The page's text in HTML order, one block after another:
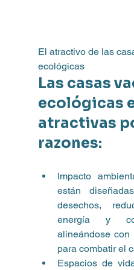
El atractivo de las
ecológicas
Las casas
ecológicas
atractivas
razones:
Impacto
están
desechos,
energía y
alineándose con
para combatir el
Espacios de